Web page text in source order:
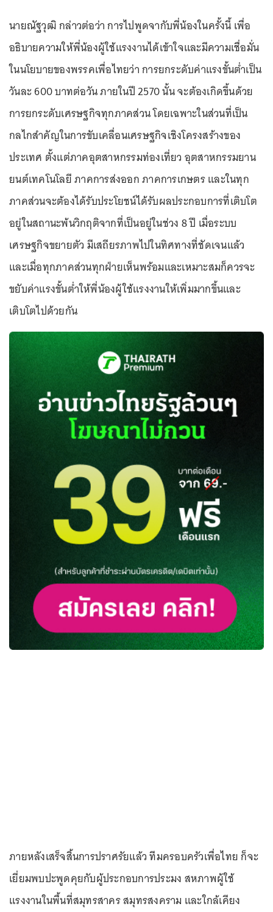
นายณัฐวุฒิ กล่าวต่อว่า การไปพูดจากับพี่น้องในครั้งนี้ เพื่อ
อธิบายความให้พี่น้องผู้ใช้แรงงานได้เข้าใจและมีความเชื่อมั่น
ในนโยบายของพรรคเพื่อไทยว่า การยกระดับค่าแรงขั้นต่ำเป็น
วันละ 600 บาทต่อวัน ภายในปี 2570 นั้น จะต้องเกิดขึ้นด้วย
การยกระดับเศรษฐกิจทุกภาคส่วน โดยเฉพาะในส่วนที่เป็น
กลไกสำคัญในการขับเคลื่อนเศรษฐกิจเชิงโครงสร้างของ
ประเทศ ตั้งแต่ภาคอุตสาหกรรมท่องเที่ยว อุตสาหกรรมยาน
ยนต์เทคโนโลยี ภาคการส่งออก ภาคการเกษตร และในทุก
ภาคส่วนจะต้องได้รับประโยชน์ได้รับผลประกอบการที่เติบโต
อยู่ในสถานะพ้นวิกฤติจากที่เป็นอยู่ในช่วง 8 ปี เมื่อระบบ
เศรษฐกิจขยายตัว มีเสถียรภาพไปในทิศทางที่ชัดเจนแล้ว
และเมื่อทุกภาคส่วนทุกฝ่ายเห็นพร้อมและเหมาะสมก็ควรจะ
ขยับค่าแรงขั้นต่ำให้พี่น้องผู้ใช้แรงงานให้เพิ่มมากขึ้นและ
เติบโตไปด้วยกัน
ภายหลังเสร็จสิ้นการปราศรัยแล้ว ทีมครอบครัวเพื่อไทย ก็จะ
เยี่ยมพบปะพูดคุยกับผู้ประกอบการประมง สหภาพผู้ใช้
แรงงานในพื้นที่สมุทรสาคร สมุทรสงคราม และใกล้เคียง